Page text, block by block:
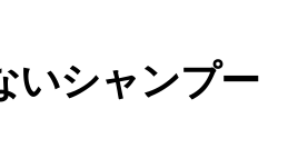
いシャンプー